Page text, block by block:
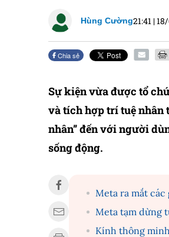
Hùng Cường21:41 |
Chia sẻ
Sự kiện vừa được tổ
và tích hợp trí tuệ nhân
nhân” đến với người
sống động.
Meta ra mắt
Meta tạm dừng
Kính thông